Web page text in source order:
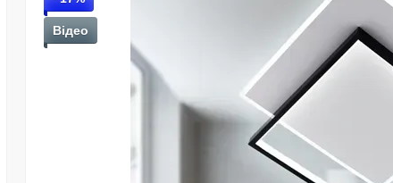
Відео